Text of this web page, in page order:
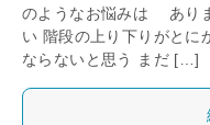
のようなお悩みは あり
い 階段の上り下りがとに
ならないと思う まだ […]